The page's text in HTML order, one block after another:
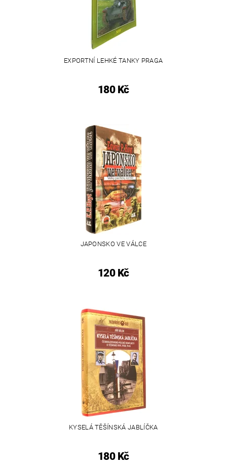
EXPORTNÍ LEHKÉ TANKY PRAGA
180 Kč
JAPONSKO VE VÁLCE
120 Kč
KYSELÁ TĚŠÍNSKÁ JABLÍČKA
180 Kč